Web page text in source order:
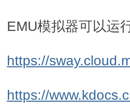
EMU模拟器可以运
https://
https://